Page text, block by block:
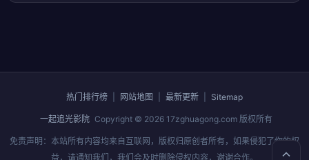
热门排行榜 网站地图 最新更新 Sitemap
一起追光影院 Copyright © 2026 17zghuagong.com 版权所有
免责声明：本站所有内容均来自互联网，版权归原创者所有，如果侵犯了你的权
益，请通知我们，我们会及时删除侵权内容，谢谢合作。